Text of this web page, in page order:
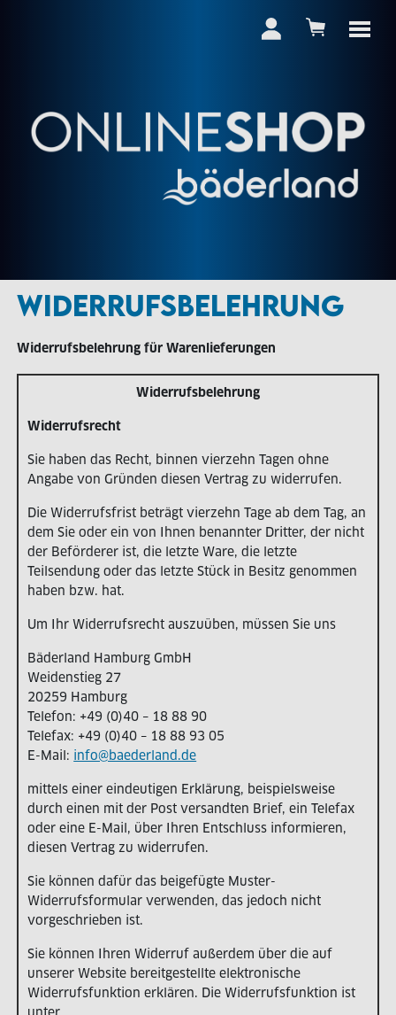
WIDERRUFSBELEHRUNG
Widerrufsbelehrung für Warenlieferungen
Widerrufsbelehrung
Widerrufsrecht
Sie haben das Recht, binnen vierzehn Tagen ohne
Angabe von Gründen diesen Vertrag zu widerrufen.
Die Widerrufsfrist beträgt vierzehn Tage ab dem Tag, an
dem Sie oder ein von Ihnen benannter Dritter, der nicht
der Beförderer ist, die letzte Ware, die letzte
Teilsendung oder das letzte Stück in Besitz genommen
haben bzw. hat.
Um Ihr Widerrufsrecht auszuüben, müssen Sie uns
Bäderland Hamburg GmbH
Weidenstieg 27
20259 Hamburg
Telefon: +49 (0)40 – 18 88 90
Telefax: +49 (0)40 – 18 88 93 05
E-Mail: info@baederland.de
mittels einer eindeutigen Erklärung, beispielsweise
durch einen mit der Post versandten Brief, ein Telefax
oder eine E-Mail, über Ihren Entschluss informieren,
diesen Vertrag zu widerrufen.
Sie können dafür das beigefügte Muster-
Widerrufsformular verwenden, das jedoch nicht
vorgeschrieben ist.
Sie können Ihren Widerruf außerdem über die auf
unserer Website bereitgestellte elektronische
Widerrufsfunktion erklären. Die Widerrufsfunktion ist